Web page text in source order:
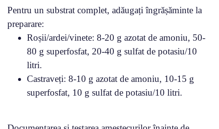
Pentru un substrat complet, adăugați îngrășăminte la
preparare:
Roșii/ardei/vinete: 8-20 g azotat de amoniu, 50-
80 g superfosfat, 20-40 g sulfat de potasiu/10
litri.
Castraveți: 8-10 g azotat de amoniu, 10-15 g
superfosfat, 10 g sulfat de potasiu/10 litri.